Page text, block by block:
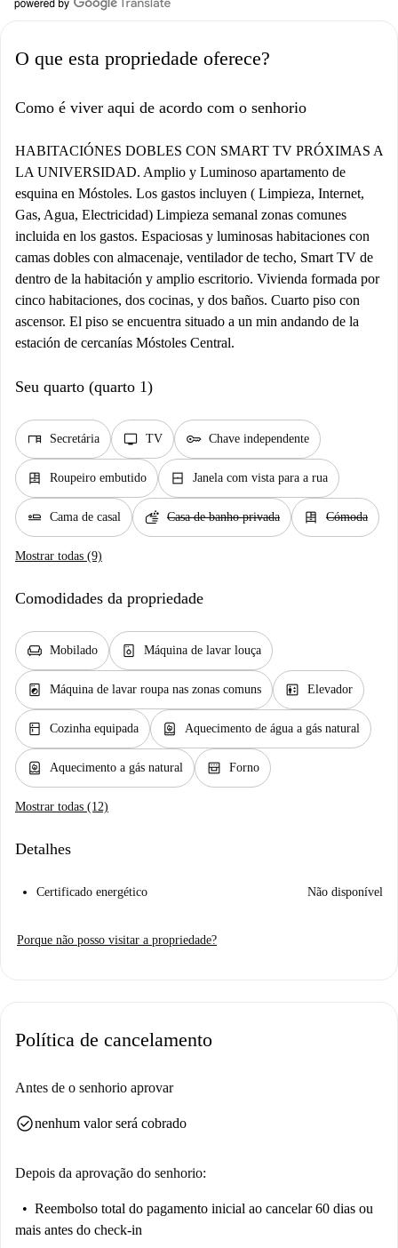
O que esta propriedade oferece?
Como é viver aqui de acordo com o senhorio
HABITACIÓNES DOBLES CON SMART TV PRÓXIMAS A
LA UNIVERSIDAD. Amplio y Luminoso apartamento de
esquina en Móstoles. Los gastos incluyen ( Limpieza, Internet,
Gas, Agua, Electricidad) Limpieza semanal zonas comunes
incluida en los gastos. Espaciosas y luminosas habitaciones con
camas dobles con almacenaje, ventilador de techo, Smart TV de
dentro de la habitación y amplio escritorio. Vivienda formada por
cinco habitaciones, dos cocinas, y dos baños. Cuarto piso con
ascensor. El piso se encuentra situado a un min andando de la
estación de cercanías Móstoles Central.
Seu quarto (quarto 1)
desk Secretária tv TV key Chave independente
dresser Roupeiro embutido window_closed Janela com vista para a rua
airline_seat_flat Cama de casal soap Casa de banho privada dresser Cómoda
Mostrar todas (9)
Comodidades da propriedade
chair Mobilado dishwasher_gen Máquina de lavar louça
local_laundry_service Máquina de lavar roupa nas zonas comuns elevator Elevador
kitchen Cozinha equipada water_heater Aquecimento de água a gás natural
water_heater Aquecimento a gás natural oven_gen Forno
Mostrar todas (12)
Detalhes
Certificado energético Não disponível
Porque não posso visitar a propriedade?
Política de cancelamento
Antes de o senhorio aprovar
check_circlenenhum valor será cobrado
Depois da aprovação do senhorio:
Reembolso total do pagamento inicial ao cancelar 60 dias ou
mais antes do check-in